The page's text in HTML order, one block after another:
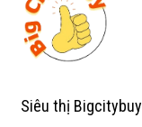
Siêu thị Bigcitybuy